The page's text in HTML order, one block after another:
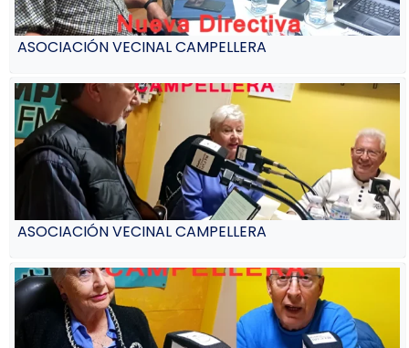
ASOCIACIÓN VECINAL CAMPELLERA
ASOCIACIÓN VECINAL CAMPELLERA